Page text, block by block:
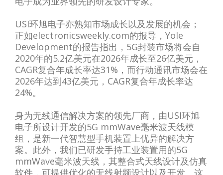
USI环旭电子亦熟知市场成长以及发展的机会；
正如electronicsweekly.com的报导，Yole
Development的报告指出，5G封装市场将会自
2020年的5.2亿美元在2026年成长至26亿美元，
CAGR复合年成长率达31%，而行动通讯市场会在
2026年达到43亿美元，CAGR复合年成长率达
24%。
身为无线通信解决方案的领先厂商，由USI环旭
电子所设计开发的5G mmWave毫米波天线模
组，是新一代智慧型手机装置上优异的解决方
案。此外，我们已研发手持工业装置用的5G
mmWave毫米波天线，其整合式天线设计及仿真
软件，可提供优化的无线射频设计以及开发。这